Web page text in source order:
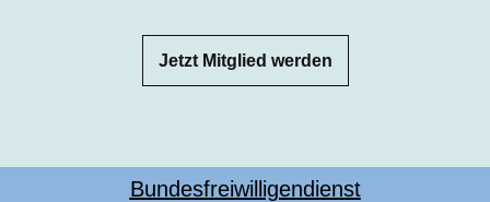
Jetzt Mitglied werden
Bundesfreiwilligendienst